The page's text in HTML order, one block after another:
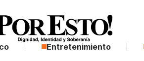
Entretenimiento